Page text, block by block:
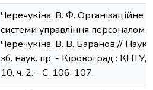
Черечукіна, В. Ф. Організаційне
системи управління персоналом
Черечукіна, В. В. Баранов //
зб. наук. пр. - Кіровоград : КНТУ,
10, ч. 2. - С. 106-107.